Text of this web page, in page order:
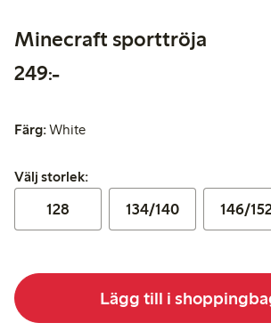
Minecraft sporttröja
249:-249,00 kr
Färg:White
Välj storlek:
Välj storlek:
128 134/140 146/
Lägg till i